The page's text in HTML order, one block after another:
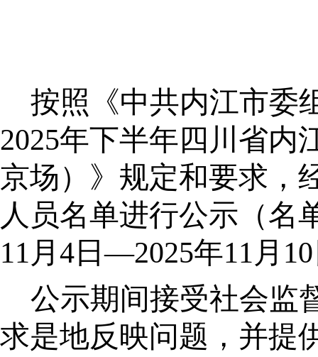
按照《中共内江市委
2025年下半年四川省内
京场）》规定和要求，
人员名单进行公示（名
11月4日—2025年11月
公示期间接受社会监
求是地反映问题，并提